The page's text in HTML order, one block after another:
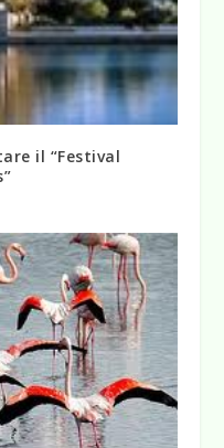
il “Festival